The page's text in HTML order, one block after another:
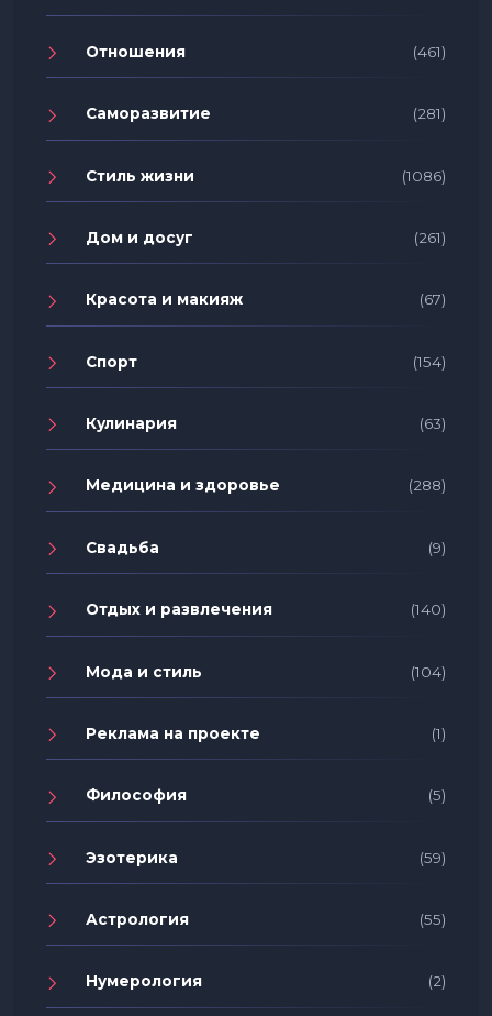
Отношения (461)
Саморазвитие (281)
Стиль жизни (1086)
Дом и досуг (261)
Красота и макияж (67)
Спорт (154)
Кулинария (63)
Медицина и здоровье (288)
Свадьба (9)
Отдых и развлечения (140)
Мода и стиль (104)
Реклама на проекте (1)
Философия (5)
Эзотерика (59)
Астрология (55)
Нумерология (2)